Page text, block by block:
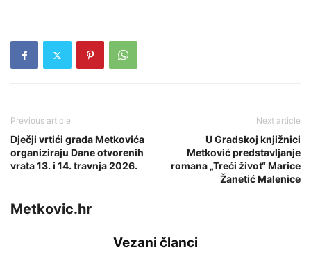
Previous article
Dječji vrtići grada Metkovića
organiziraju Dane otvorenih
vrata 13. i 14. travnja 2026.
Next article
U Gradskoj knjižnici
Metković predstavljanje
romana „Treći život“ Marice
Žanetić Malenice
Metkovic.hr
Vezani članci